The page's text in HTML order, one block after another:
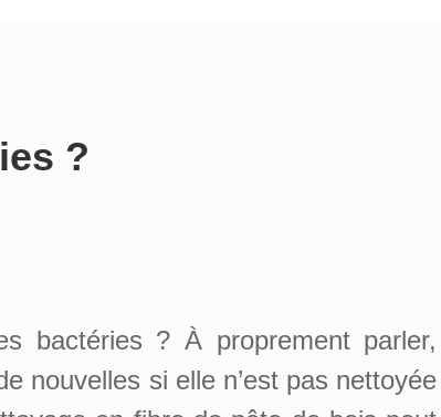
?
bactéries ? À proprement parler,
nouvelles si elle n’est pas nettoyée